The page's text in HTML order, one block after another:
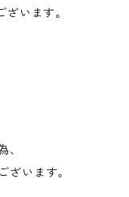
います。
、
ざいます。